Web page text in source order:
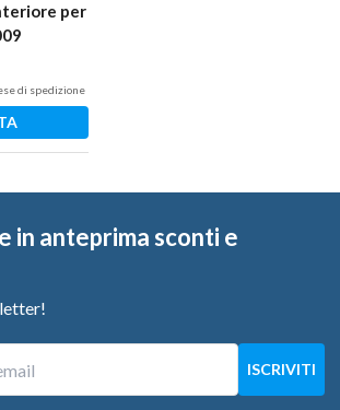
per
di spedizione
in anteprima sconti e